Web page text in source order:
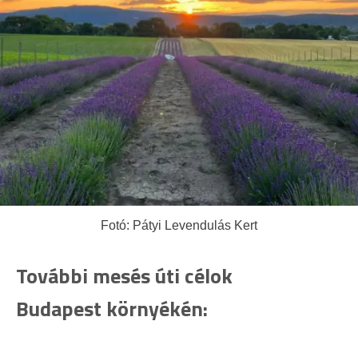
Fotó: Pátyi Levendulás Kert
További mesés úti célok
Budapest környékén: